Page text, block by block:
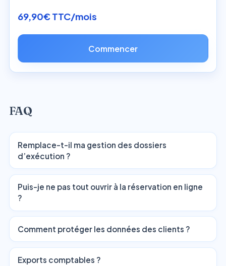
69,90€ TTC/mois
Commencer
FAQ
Remplace-t-il ma gestion des dossiers
d’exécution ?
Puis-je ne pas tout ouvrir à la réservation en ligne
?
Comment protéger les données des clients ?
Exports comptables ?